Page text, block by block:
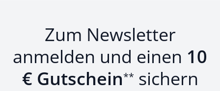
Zum Newsletter
anmelden und einen 10
€ Gutschein** sichern